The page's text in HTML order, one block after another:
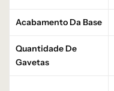
Acabamento Da Base
Quantidade De
Gavetas